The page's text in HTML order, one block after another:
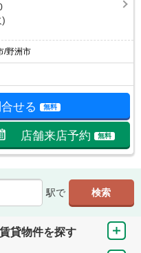
/野洲市
せる 無料
店舗来店予約 無料
駅で
貸物件を探す